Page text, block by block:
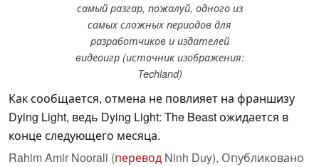
самый разгар, пожалуй, одного из
самых сложных периодов для
разработчиков и издателей
видеоигр (источник изображения:
Techland)
Как сообщается, отмена не повлияет на франшизу
Dying Light, ведь Dying Light: The Beast ожидается в
конце следующего месяца.
Rahim Amir Noorali (перевод Ninh Duy), Опубликовано